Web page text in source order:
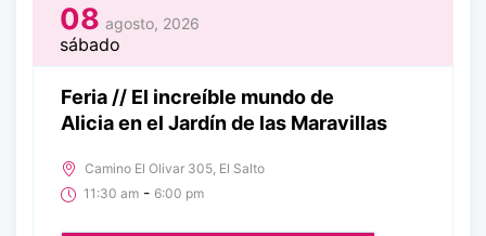
08 agosto, 2026
sábado
Feria // El increíble mundo de
Alicia en el Jardín de las Maravillas
Camino El Olivar 305, El Salto
11:30 am - 6:00 pm